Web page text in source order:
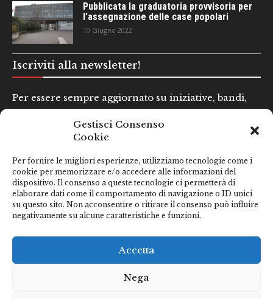
Gestisci Consenso
Cookie
Per fornire le migliori esperienze, utilizziamo tecnologie come i
cookie per memorizzare e/o accedere alle informazioni del
dispositivo. Il consenso a queste tecnologie ci permetterà di
elaborare dati come il comportamento di navigazione o ID unici
su questo sito. Non acconsentire o ritirare il consenso può influire
negativamente su alcune caratteristiche e funzioni.
Accetta
Nega
Pubblicata la graduatoria provvisoria per
l’assegnazione delle case popolari
10 Giugno 2022
Iscriviti alla newsletter!
Per essere sempre aggiornato su iniziative, bandi,
Email*